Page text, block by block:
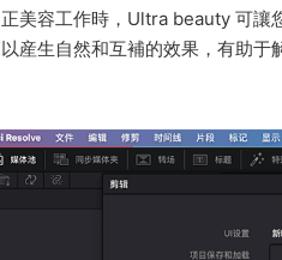
美容工作時，Ultra beauty 可讓
産生自然和互補的效果，有助于